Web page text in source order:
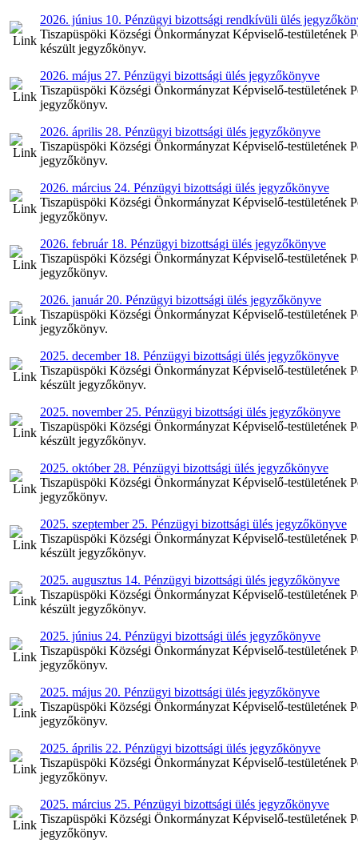
2026. június 10. Pénzügyi bizottsági rendkívüli ülés
Tiszapüspöki Községi Önkormányzat Képviselő-testületének
készült jegyzőkönyv.
2026. május 27. Pénzügyi bizottsági ülés jegyzőkönyve
Tiszapüspöki Községi Önkormányzat Képviselő-testületének
jegyzőkönyv.
2026. április 28. Pénzügyi bizottsági ülés jegyzőkönyve
Tiszapüspöki Községi Önkormányzat Képviselő-testületének
jegyzőkönyv.
2026. március 24. Pénzügyi bizottsági ülés jegyzőkönyve
Tiszapüspöki Községi Önkormányzat Képviselő-testületének
jegyzőkönyv.
2026. február 18. Pénzügyi bizottsági ülés jegyzőkönyve
Tiszapüspöki Községi Önkormányzat Képviselő-testületének
jegyzőkönyv.
2026. január 20. Pénzügyi bizottsági ülés jegyzőkönyve
Tiszapüspöki Községi Önkormányzat Képviselő-testületének
jegyzőkönyv.
2025. december 18. Pénzügyi bizottsági ülés jegyzőkönyve
Tiszapüspöki Községi Önkormányzat Képviselő-testületének
készült jegyzőkönyv.
2025. november 25. Pénzügyi bizottsági ülés jegyzőkönyve
Tiszapüspöki Községi Önkormányzat Képviselő-testületének
készült jegyzőkönyv.
2025. október 28. Pénzügyi bizottsági ülés jegyzőkönyve
Tiszapüspöki Községi Önkormányzat Képviselő-testületének
jegyzőkönyv.
2025. szeptember 25. Pénzügyi bizottsági ülés jegyzőkönyve
Tiszapüspöki Községi Önkormányzat Képviselő-testületének
készült jegyzőkönyv.
2025. augusztus 14. Pénzügyi bizottsági ülés jegyzőkönyve
Tiszapüspöki Községi Önkormányzat Képviselő-testületének
készült jegyzőkönyv.
2025. június 24. Pénzügyi bizottsági ülés jegyzőkönyve
Tiszapüspöki Községi Önkormányzat Képviselő-testületének
jegyzőkönyv.
2025. május 20. Pénzügyi bizottsági ülés jegyzőkönyve
Tiszapüspöki Községi Önkormányzat Képviselő-testületének
jegyzőkönyv.
2025. április 22. Pénzügyi bizottsági ülés jegyzőkönyve
Tiszapüspöki Községi Önkormányzat Képviselő-testületének
jegyzőkönyv.
2025. március 25. Pénzügyi bizottsági ülés jegyzőkönyve
Tiszapüspöki Községi Önkormányzat Képviselő-testületének
jegyzőkönyv.